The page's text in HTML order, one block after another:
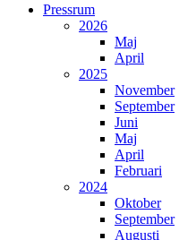
Pressrum
2026
Maj
April
2025
November
September
Juni
Maj
April
Februari
2024
Oktober
September
Augusti